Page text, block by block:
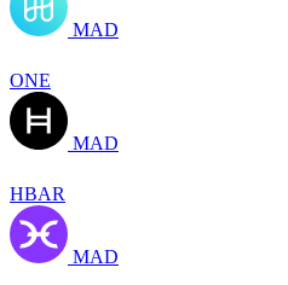
MAD
ONE
MAD
HBAR
MAD